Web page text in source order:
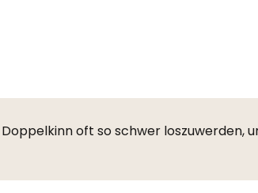
oft so schwer loszuwerden,